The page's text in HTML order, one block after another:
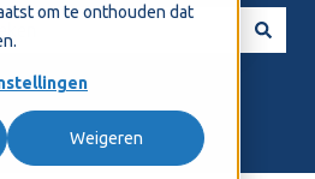
om te onthouden dat
Weigeren